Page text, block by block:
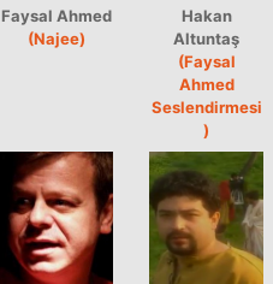
Faysal Ahmed
(Najee)
Hakan
Altuntaş
(Faysal
Ahmed
Seslendirmesi
)